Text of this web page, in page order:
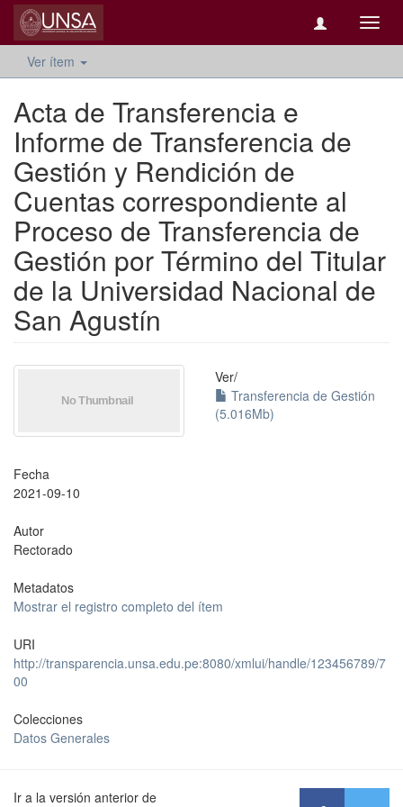
Ver ítem
Acta de Transferencia e
Informe de Transferencia de
Gestión y Rendición de
Cuentas correspondiente al
Proceso de Transferencia de
Gestión por Término del Titular
de la Universidad Nacional de
San Agustín
Ver/
Transferencia de Gestión
(5.016Mb)
Fecha
2021-09-10
Autor
Rectorado
Metadatos
Mostrar el registro completo del ítem
URI
http://transparencia.unsa.edu.pe:8080/xmlui/handle/123456789/7
00
Colecciones
Datos Generales
Ir a la versión anterior de